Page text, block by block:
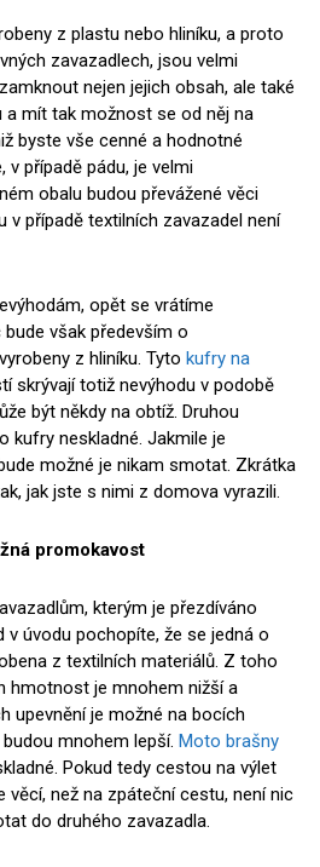
z plastu nebo hliníku, a proto
zavazadlech, jsou velmi
nejen jejich obsah, ale také
mít tak možnost se od něj na
byste vše cenné a hodnotné
v případě pádu, je velmi
obalu budou převážené věci
v případě textilních zavazadel není
opět se vrátíme
však především o
z hliníku. Tyto kufry na
skrývají totiž nevýhodu v podobě
být někdy na obtíž. Druhou
kufry neskladné. Jakmile je
možné je nikam smotat. Zkrátka
jak jste s nimi z domova vyrazili.
promokavost
kterým je přezdíváno
v úvodu pochopíte, že se jedná o
z textilních materiálů. Z toho
hmotnost je mnohem nižší a
upevnění je možné na bocích
mnohem lepší. Moto brašny
Pokud tedy cestou na výlet
než na zpáteční cestu, není nic
do druhého zavazadla.